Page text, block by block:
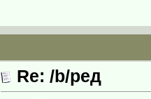
Re: /b/ред